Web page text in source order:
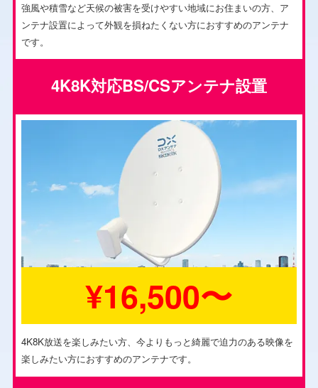
強風や積雪など天候の被害を受けやすい地域にお住まいの方、ア
ンテナ設置によって外観を損ねたくない方におすすめのアンテナ
です。
4K8K対応BS/CSアンテナ設置
¥16,500〜
4K8K放送を楽しみたい方、今よりもっと綺麗で迫力のある映像を
楽しみたい方におすすめのアンテナです。